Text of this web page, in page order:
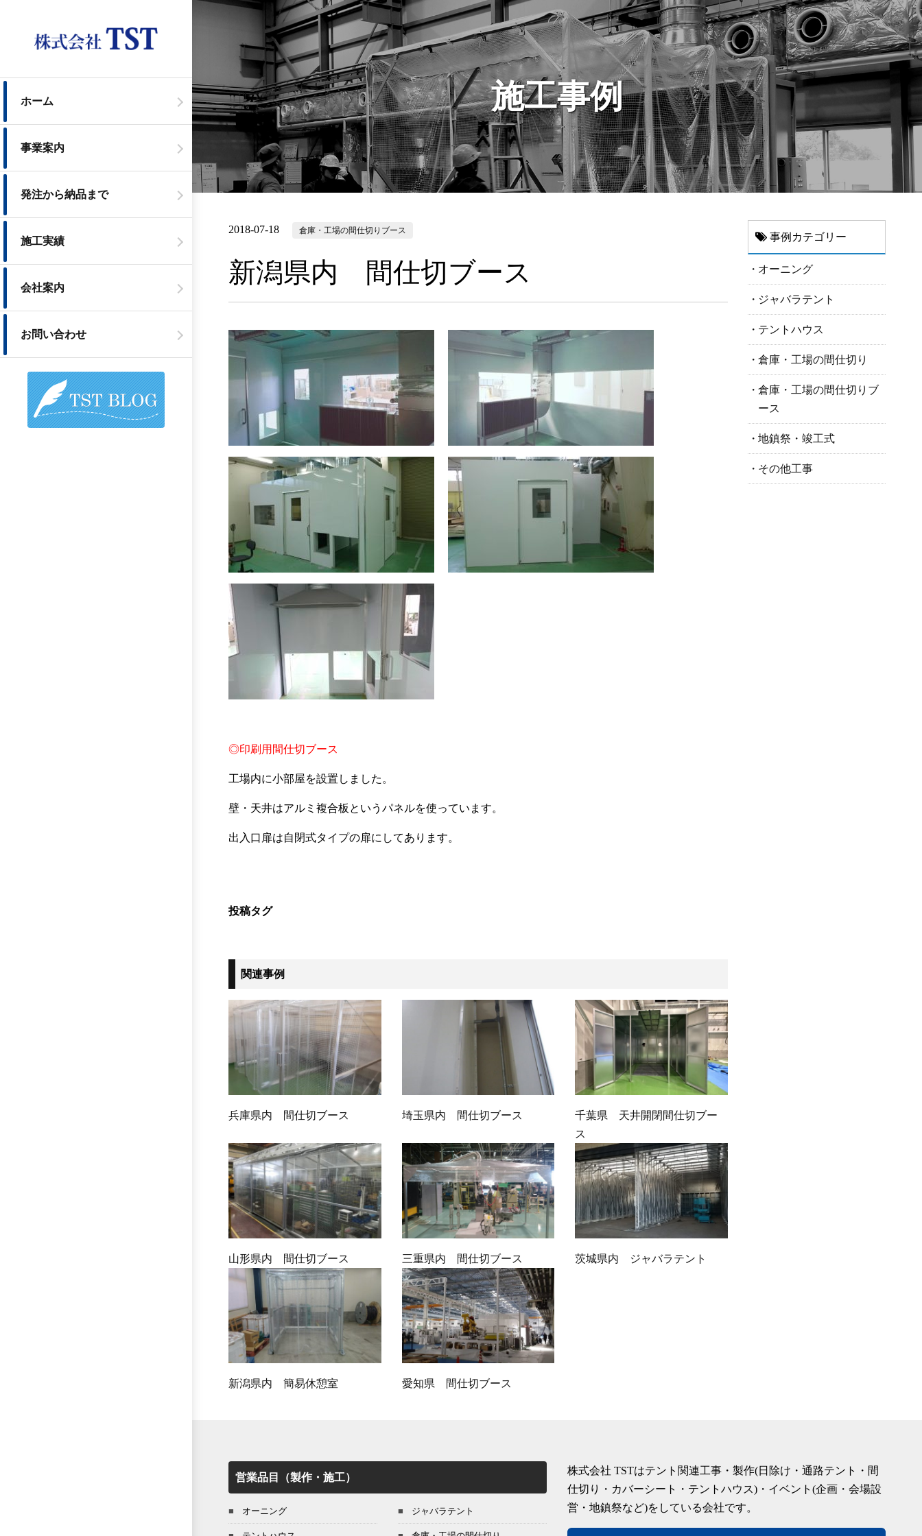
ホーム
事業案内
発注から納品まで
施工実績
会社案内
お問い合わせ
施工事例
2018-07-18 倉庫・工場の間仕切りブース
新潟県内 間仕切ブース
◎印刷用間仕切ブース
工場内に小部屋を設置しました。
壁・天井はアルミ複合板というパネルを使っています。
出入口扉は自閉式タイプの扉にしてあります。
投稿タグ
関連事例
兵庫県内 間仕切ブース 埼玉県内 間仕切ブース
千葉県 天井開閉間仕切ブー
ス
山形県内 間仕切ブース 三重県内 間仕切ブース 茨城県内 ジャバラテント
新潟県内 簡易休憩室 愛知県 間仕切ブース
事例カテゴリー
オーニング
ジャバラテント
テントハウス
倉庫・工場の間仕切り
倉庫・工場の間仕切りブ
ース
地鎮祭・竣工式
その他工事
営業品目（製作・施工）
オーニング ジャバラテント
株式会社 TSTはテント関連工事・製作(日除け・通路テント・間
仕切り・カバーシート・テントハウス)・イベント(企画・会場設
営・地鎮祭など)をしている会社です。